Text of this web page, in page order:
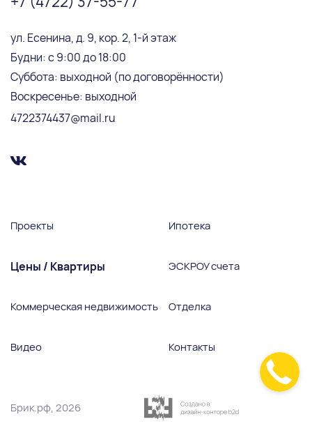
ул. Есенина, д. 9, кор. 2, 1-й этаж
Будни: с 9:00 до 18:00
Суббота: выходной (по договорённости)
Воскресенье: выходной
4722374437@mail.ru
Проекты
Цены / Квартиры
Коммерческая недвижимость
Видео
Ипотека
ЭСКРОУ счета
Отделка
Контакты
Брик.рф, 2026